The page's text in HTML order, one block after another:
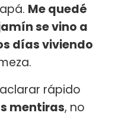
Me quedé
se vino a
días viviendo
rápido
mentiras, no